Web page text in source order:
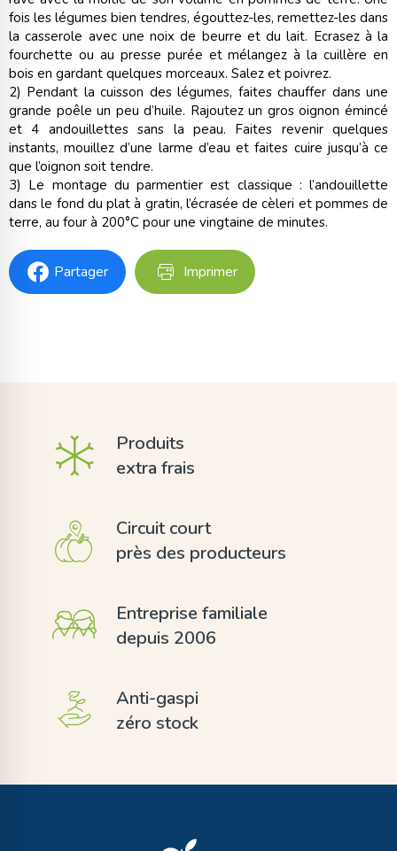
fois les légumes bien tendres, égouttez-les, remettez-les dans
la casserole avec une noix de beurre et du lait. Ecrasez à la
fourchette ou au presse purée et mélangez à la cuillère en
bois en gardant quelques morceaux. Salez et poivrez.
2) Pendant la cuisson des légumes, faites chauffer dans une
grande poêle un peu d’huile. Rajoutez un gros oignon émincé
et 4 andouillettes sans la peau. Faites revenir quelques
instants, mouillez d’une larme d’eau et faites cuire jusqu’à ce
que l’oignon soit tendre.
3) Le montage du parmentier est classique : l’andouillette
dans le fond du plat à gratin, l’écrasée de cèleri et pommes de
terre, au four à 200°C pour une vingtaine de minutes.
Partager Imprimer
Produits
extra frais
Circuit court
près des producteurs
Entreprise familiale
depuis 2006
Anti-gaspi
zéro stock